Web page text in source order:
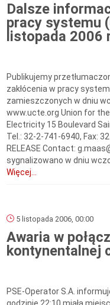
Dalsze
pracy systemu
listopada 2006
Publikujemy
zakłócenia w pracy
zamieszczonych w dniu
www.ucte.org Union for
Electricity 15 Boulevard
Tel.: 32-2-741-6940, Fax:
RELEASE Contact:
sygnalizowano w dniu
Więcej...
5 listopada 2006, 00:00
Awaria w
kontynentalnej
PSE-Operator S.A.